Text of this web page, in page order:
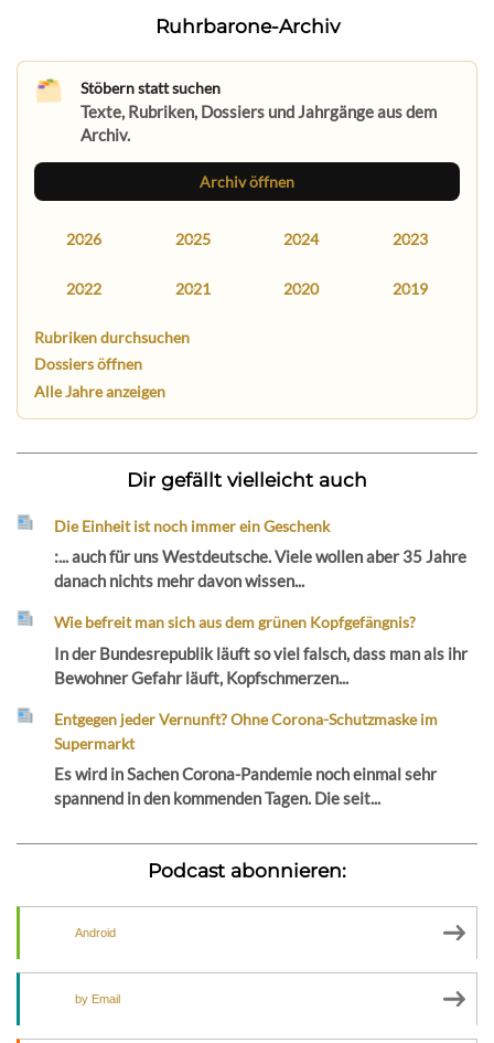
Ruhrbarone-Archiv
Stöbern statt suchen
Texte, Rubriken, Dossiers und Jahrgänge aus dem
Archiv.
Archiv öffnen
2026 2025 2024 2023
2022 2021 2020 2019
Rubriken durchsuchen
Dossiers öffnen
Alle Jahre anzeigen
Dir gefällt vielleicht auch
Die Einheit ist noch immer ein Geschenk
:... auch für uns Westdeutsche. Viele wollen aber 35 Jahre
danach nichts mehr davon wissen...
Wie befreit man sich aus dem grünen Kopfgefängnis?
In der Bundesrepublik läuft so viel falsch, dass man als ihr
Bewohner Gefahr läuft, Kopfschmerzen...
Entgegen jeder Vernunft? Ohne Corona-Schutzmaske im
Supermarkt
Es wird in Sachen Corona-Pandemie noch einmal sehr
spannend in den kommenden Tagen. Die seit...
Podcast abonnieren:
Android
by Email